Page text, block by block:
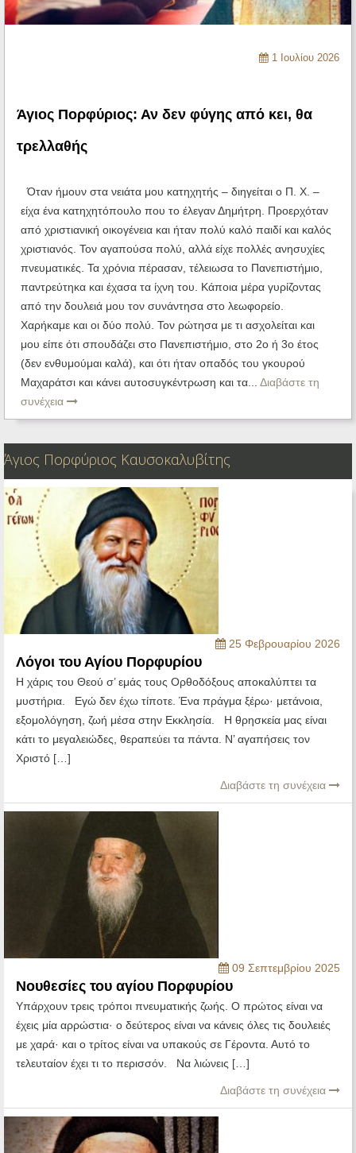
Ηχητικά
1 Ιουλίου 2026
Άγιος Πορφύριος: Αν δεν φύγης από κει, θα
τρελλαθής
Όταν ήμουν στα νειάτα μου κατηχητής – διηγείται ο Π. Χ. –
είχα ένα κατηχητόπουλο που το έλεγαν Δημήτρη. Προερχόταν
από χριστιανική οικογένεια και ήταν πολύ καλό παιδί και καλός
χριστιανός. Τον αγαπούσα πολύ, αλλά είχε πολλές ανησυχίες
πνευματικές. Τα χρόνια πέρασαν, τέλειωσα το Πανεπιστήμιο,
παντρεύτηκα και έχασα τα ίχνη του. Κάποια μέρα γυρίζοντας
από την δουλειά μου τον συνάντησα στο λεωφορείο.
Χαρήκαμε και οι δύο πολύ. Τον ρώτησα με τι ασχολείται και
μου είπε ότι σπουδάζει στο Πανεπιστήμιο, στο 2ο ή 3ο έτος
(δεν ενθυμούμαι καλά), και ότι ήταν οπαδός του γκουρού
Μαχαράτσι και κάνει αυτοσυγκέντρωση και τα... Διαβάστε τη
συνέχεια
Άγιος Πορφύριος Καυσοκαλυβίτης
25 Φεβρουαρίου 2026
Λόγοι του Αγίου Πορφυρίου
Η χάρις του Θεού σ’ εμάς τους Ορθοδόξους αποκαλύπτει τα
μυστήρια. Εγώ δεν έχω τίποτε. Ένα πράγμα ξέρω· μετάνοια,
εξομολόγηση, ζωή μέσα στην Εκκλησία. Η θρησκεία μας είναι
κάτι το μεγαλειώδες, θεραπεύει τα πάντα. Ν’ αγαπήσεις τον
Χριστό […]
Διαβάστε τη συνέχεια
09 Σεπτεμβρίου 2025
Νουθεσίες του αγίου Πορφυρίου
Υπάρχουν τρεις τρόποι πνευματικής ζωής. Ο πρώτος είναι να
έχεις μία αρρώστια· ο δεύτερος είναι να κάνεις όλες τις δουλειές
με χαρά· και ο τρίτος είναι να υπακούς σε Γέροντα. Αυτό το
τελευταίον έχει τι το περισσόν. Να λιώνεις […]
Διαβάστε τη συνέχεια